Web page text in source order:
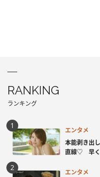
RANKING
ランキング
エンタメ
本能剥き出
直線♡ 早く
エンタメ